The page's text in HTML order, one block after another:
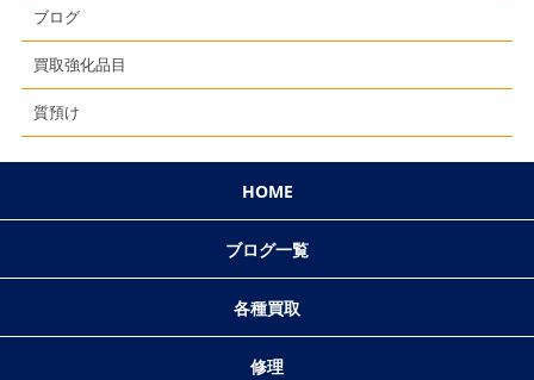
ブログ
買取強化品目
質預け
HOME
ブログ一覧
各種買取
修理